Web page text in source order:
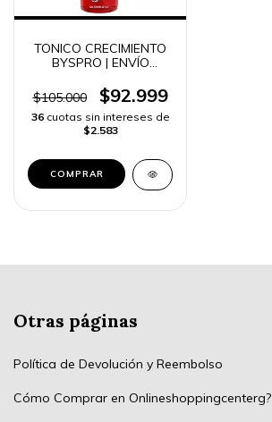
TONICO CRECIMIENTO
BYSPRO | ENVÍO
$105.000
$92.999
36 cuotas sin intereses de
$2.583
Otras páginas
Política de Devolución y Reembolso
Cómo Comprar en Onlineshoppingcenterg?